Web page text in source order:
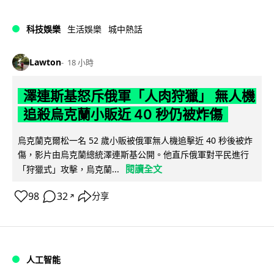
科技娛樂 生活娛樂 城中熱話
Lawton 18 小時
澤連斯基怒斥俄軍「人肉狩獵」 無人機
追殺烏克蘭小販近 40 秒仍被炸傷
烏克蘭克爾松一名 52 歲小販被俄軍無人機追擊近 40 秒後被炸
傷，影片由烏克蘭總統澤連斯基公開。他直斥俄軍對平民進行
「狩獵式」攻擊，烏克蘭...
閱讀全文
98 32 ↗ 分享
人工智能